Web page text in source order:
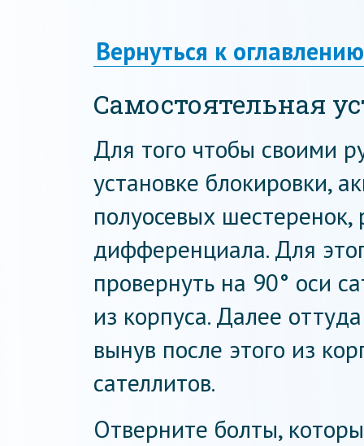
Вернуться к оглавлению
Самостоятельная
Для того чтобы своими
установке блокировки,
полуосевых
дифференциала. Для
провернуть на 90° оси
из корпуса. Далее
вынув после этого из
сателлитов.
Отверните болты,